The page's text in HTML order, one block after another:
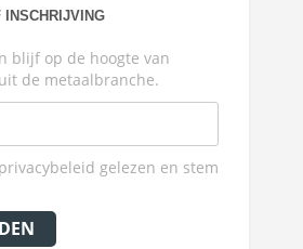
INSCHRIJVING
blijf op de hoogte van
de metaalbranche.
gelezen en stem